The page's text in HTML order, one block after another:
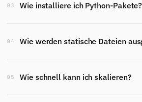
03 Wie installiere ich Python-Pakete?
04 Wie werden statische Dateien
05 Wie schnell kann ich skalieren?